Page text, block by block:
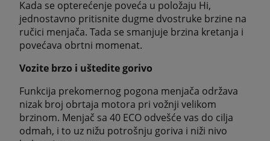
Kada se opterećenje poveća u položaju Hi,
jednostavno pritisnite dugme dvostruke brzine na
ručici menjača. Tada se smanjuje brzina kretanja i
povećava obrtni momenat.
Vozite brzo i uštedite gorivo
Funkcija prekomernog pogona menjača održava
nizak broj obrtaja motora pri vožnji velikom
brzinom. Menjač sa 40 ECO odvešće vas do cilja
odmah, i to uz nižu potrošnju goriva i niži nivo